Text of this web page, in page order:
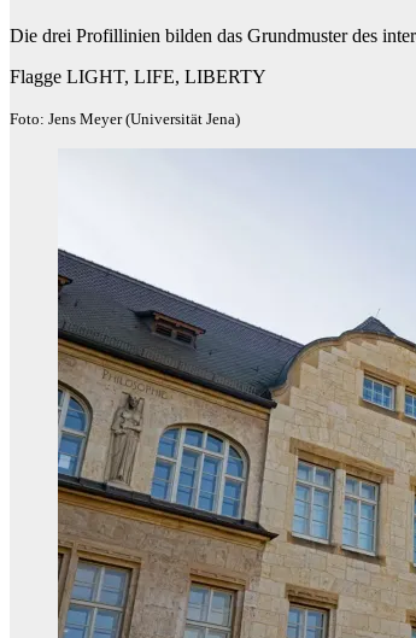
Die drei Profillinien bilden das Grundmuster des
Flagge LIGHT, LIFE, LIBERTY
Foto: Jens Meyer (Universität Jena)